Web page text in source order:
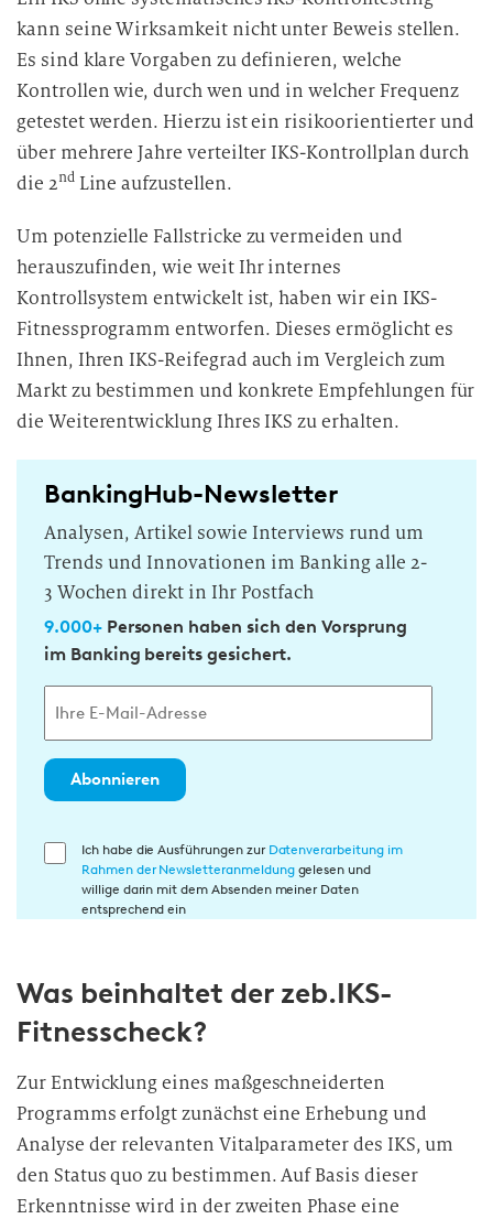
kann seine Wirksamkeit nicht unter Beweis stellen.
Es sind klare Vorgaben zu definieren, welche
Kontrollen wie, durch wen und in welcher Frequenz
getestet werden. Hierzu ist ein risikoorientierter und
über mehrere Jahre verteilter IKS-Kontrollplan durch
die 2ndLine aufzustellen.
Um potenzielle Fallstricke zu vermeiden und
herauszufinden, wie weit Ihr internes
Kontrollsystem entwickelt ist, haben wir ein IKS-
Fitnessprogramm entworfen. Dieses ermöglicht es
Ihnen, Ihren IKS-Reifegrad auch im Vergleich zum
Markt zu bestimmen und konkrete Empfehlungen für
die Weiterentwicklung Ihres IKS zu erhalten.
BankingHub-Newsletter
Analysen, Artikel sowie Interviews rund um
Trends und Innovationen im Banking alle 2-
3 Wochen direkt in Ihr Postfach
9.000+Personen haben sich den Vorsprung
im Banking bereits gesichert.
Abonnieren
E
l
i
n
g
i
n
Ich habe die Ausführungen zur Datenverarbeitung im
Rahmen der Newsletteranmeldunggelesen und
willige darin mit dem Absenden meiner Daten
entsprechend ein
Was beinhaltet der zeb.IKS-
Fitnesscheck?
Zur Entwicklung eines maßgeschneiderten
Programms erfolgt zunächst eine Erhebung und
Analyse der relevanten Vitalparameter des IKS, um
den Status quo zu bestimmen. Auf Basis dieser
Erkenntnisse wird in der zweiten Phase eine